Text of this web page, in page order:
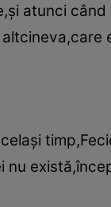
atunci